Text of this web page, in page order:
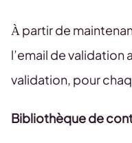
À partir de
l’email de validation
validation, pour
Bibliothèque de